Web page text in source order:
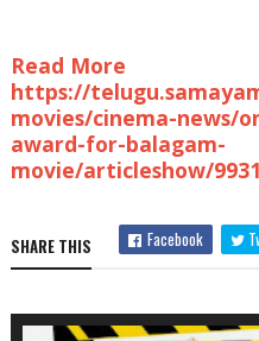
Read More
https://
movies/cinema-news/
award-for-balagam-
movie/articleshow/
SHARE THIS Facebook